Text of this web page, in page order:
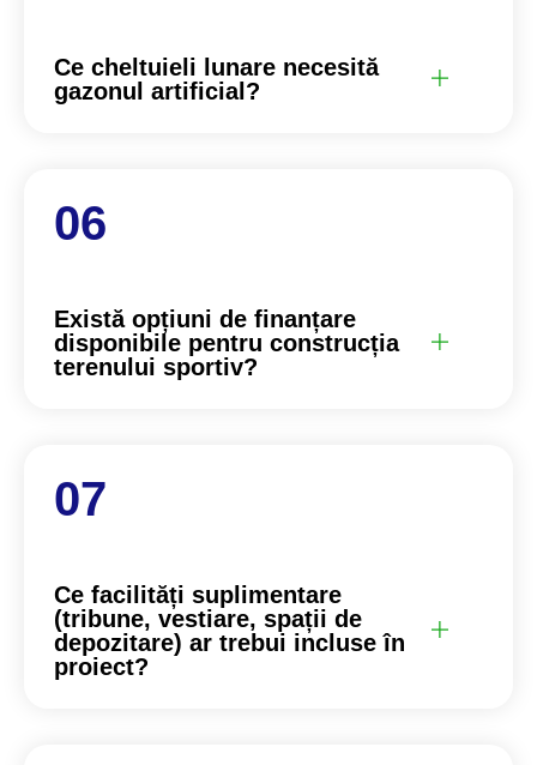
Ce cheltuieli lunare necesită
gazonul artificial?
Există opțiuni de finanțare
disponibile pentru construcția
terenului sportiv?
Ce facilități suplimentare
(tribune, vestiare, spații de
depozitare) ar trebui incluse în
proiect?